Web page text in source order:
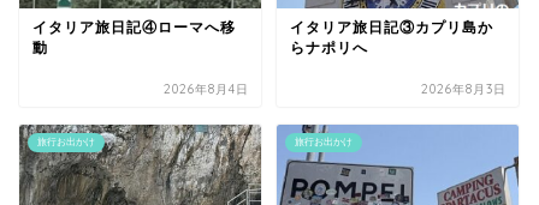
イタリア旅日記④ローマへ移
動
2026年8月4日
イタリア旅日記③カプリ島か
らナポリへ
2026年8月3日
旅行お出かけ 旅行お出かけ